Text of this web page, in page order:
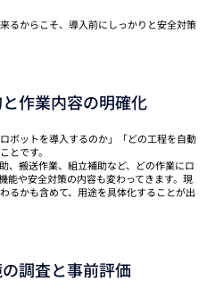
るからこそ、導入前にしっかりと安全対策
作業内容の明確化
ボットを導入するのか」「どの工程を自動
とです。
、搬送作業、組立補助など、どの作業にロ
能や安全対策の内容も変わってきます。現
るかも含めて、用途を具体化することが出
調査と事前評価